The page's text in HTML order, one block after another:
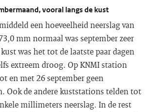
vooral langs de kust
een hoeveelheid neerslag van
mm normaal was september zeer
was het tot de laatste paar dagen
extreem droog. Op KNMI station
en met 26 september geen
Ook de andere kuststations telden tot
millimeters neerslag. In de rest